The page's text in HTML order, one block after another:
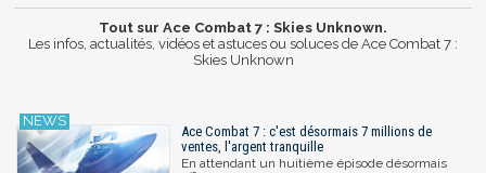
Tout sur Ace Combat 7 : Skies Unknown.
Les infos, actualités, vidéos et astuces ou soluces de Ace Combat 7 :
Skies Unknown
Ace Combat 7 : c'est désormais 7 millions de
ventes, l'argent tranquille
En attendant un huitième épisode désormais